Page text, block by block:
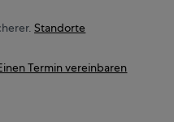
Standorte
Termin vereinbaren